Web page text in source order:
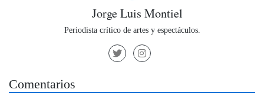
Jorge Luis Montiel
Periodista crítico de artes y espectáculos.
Comentarios